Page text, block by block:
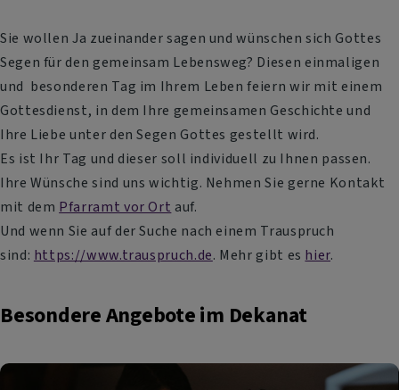
Sie wollen Ja zueinander sagen und wünschen sich Gottes
Segen für den gemeinsam Lebensweg? Diesen einmaligen
und besonderen Tag im Ihrem Leben feiern wir mit einem
Gottesdienst, in dem Ihre gemeinsamen Geschichte und
Ihre Liebe unter den Segen Gottes gestellt wird.
Es ist Ihr Tag und dieser soll individuell zu Ihnen passen.
Ihre Wünsche sind uns wichtig. Nehmen Sie gerne Kontakt
mit dem Pfarramt vor Ort auf.
Und wenn Sie auf der Suche nach einem Trauspruch
sind: https://www.trauspruch.de. Mehr gibt es hier.
Besondere Angebote im Dekanat